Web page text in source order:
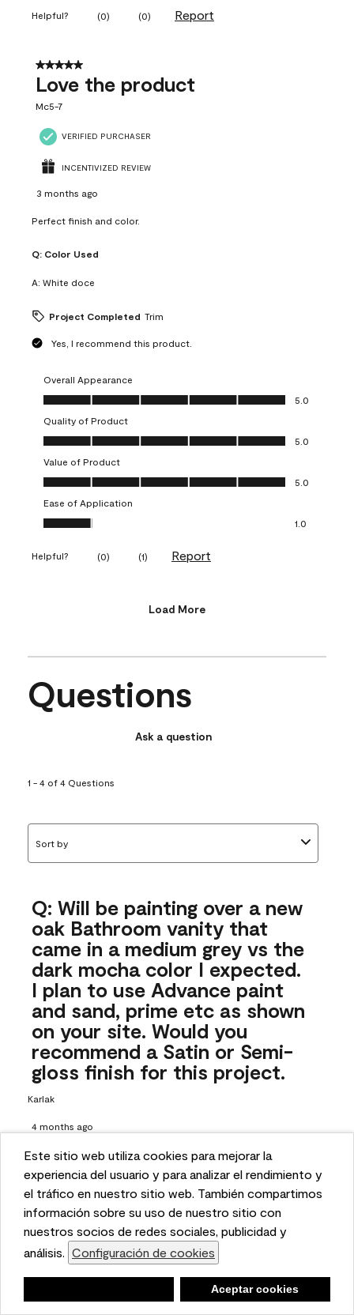
This website uses cookies to enhance user experience
and to analyze performance and traffic on our website.
We also share information about your use of our site
with our social media, advertising, and analytics
partners. Cookie Settings
Accept Cookies
Este sitio web utiliza cookies para mejorar la
experiencia del usuario y para analizar el rendimiento y
el tráfico en nuestro sitio web. También compartimos
información sobre su uso de nuestro sitio con
nuestros socios de redes sociales, publicidad y
análisis. Configuración de cookies
Aceptar cookies
Helpful? (0) (0) Report
5 out of 5 stars.
Love the product
Mc5-7
VERIFIED PURCHASER
INCENTIVIZED REVIEW
3 months ago
Perfect finish and color.
Q: Color Used
A: White doce
Project Completed Trim
Yes, I recommend this product.
Overall Appearance
Overall Appearance, 5.0 out of 5
5.0
Quality of Product
Quality of Product, 5.0 out of 5
5.0
Value of Product
Value of Product, 5.0 out of 5
5.0
Ease of Application
Ease of Application, 1.0 out of 5
1.0
Helpful? (0) (1) Report
Load More
Questions
Ask a question
1 - 4 of 4 Questions
Sort by
Q: Will be painting over a new
oak Bathroom vanity that
came in a medium grey vs the
dark mocha color I expected.
I plan to use Advance paint
and sand, prime etc as shown
on your site. Would you
recommend a Satin or Semi-
gloss finish for this project.
Karlak
4 months ago
1 Answer Answer this Question
A: Hi there! Choosing the right sheen is all up to your design
style and preference, but if you want your vanity to have a
bit more shine to it, we suggest opting for the semi-gloss.
To learn more about choosing the right sheen, check out
our guide here: https://www.benjaminmoore.com/en-